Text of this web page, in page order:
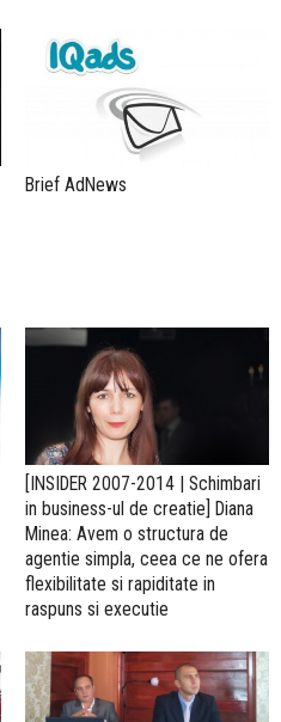
Brief AdNews
[INSIDER 2007-2014 | Schimbari
in business-ul de creatie] Diana
Minea: Avem o structura de
agentie simpla, ceea ce ne ofera
flexibilitate si rapiditate in
raspuns si executie